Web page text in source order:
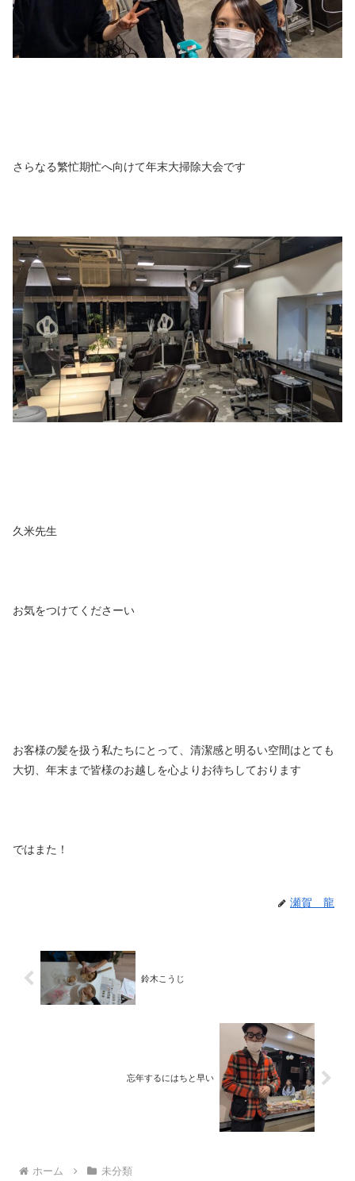
さらなる繁忙期忙へ向けて年末大掃除大会です
久米先生
お気をつけてくださーい
お客様の髪を扱う私たちにとって、清潔感と明るい空間はとても
大切、年末まで皆様のお越しを心よりお待ちしております
ではまた！
瀬賀 龍
鈴木こうじ
忘年するにはちと早い
ホーム 未分類